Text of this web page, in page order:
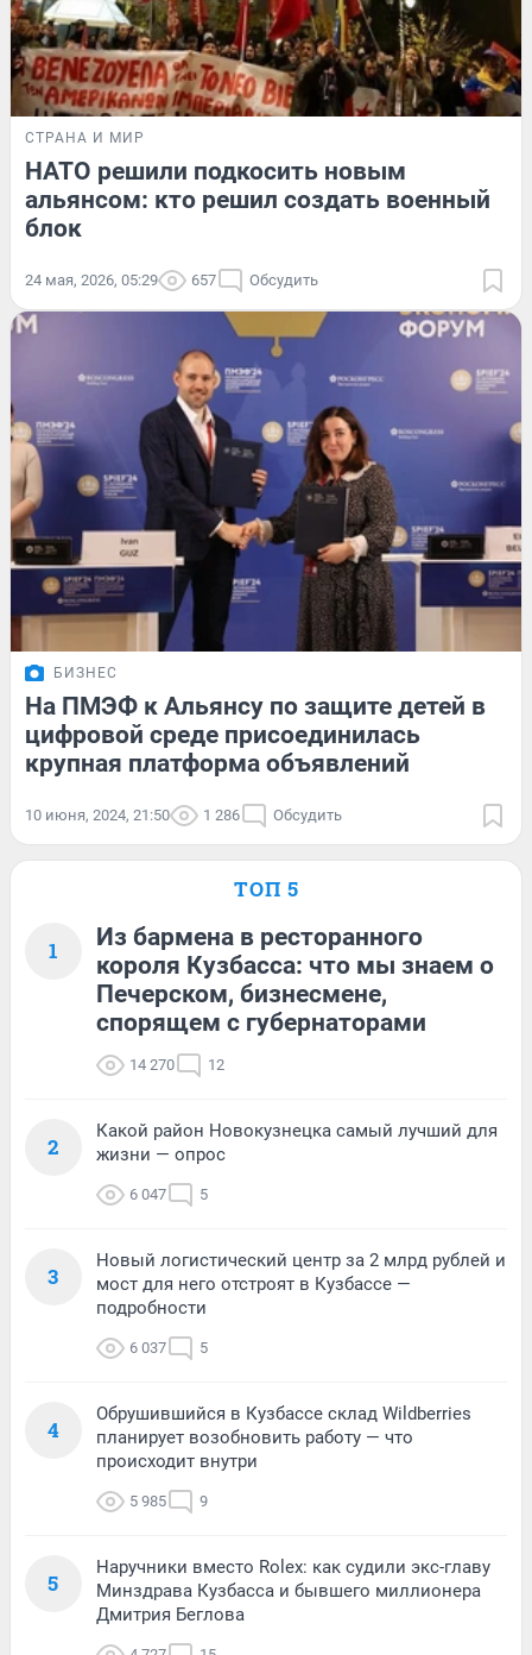
СТРАНА И МИР
НАТО решили подкосить новым
альянсом: кто решил создать военный
блок
24 мая, 2026, 05:29 657 Обсудить
БИЗНЕС
На ПМЭФ к Альянсу по защите детей в
цифровой среде присоединилась
крупная платформа объявлений
10 июня, 2024, 21:50 1 286 Обсудить
ТОП 5
1
Из бармена в ресторанного
короля Кузбасса: что мы знаем о
Печерском, бизнесмене,
спорящем с губернаторами
14 270 12
2
Какой район Новокузнецка самый лучший для
жизни — опрос
6 047 5
3
Новый логистический центр за 2 млрд рублей и
мост для него отстроят в Кузбассе —
подробности
6 037 5
4
Обрушившийся в Кузбассе склад Wildberries
планирует возобновить работу — что
происходит внутри
5 985 9
5
Наручники вместо Rolex: как судили экс-главу
Минздрава Кузбасса и бывшего миллионера
Дмитрия Беглова